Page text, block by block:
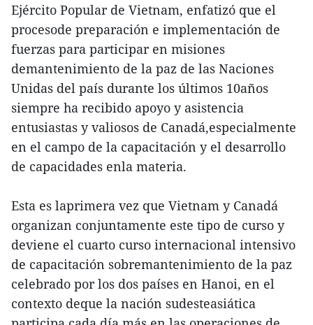
Ejército Popular de Vietnam, enfatizó que el
procesode preparación e implementación de
fuerzas para participar en misiones
demantenimiento de la paz de las Naciones
Unidas del país durante los últimos 10años
siempre ha recibido apoyo y asistencia
entusiastas y valiosos de Canadá,especialmente
en el campo de la capacitación y el desarrollo
de capacidades enla materia.
Esta es laprimera vez que Vietnam y Canadá
organizan conjuntamente este tipo de curso y
deviene el cuarto curso internacional intensivo
de capacitación sobremantenimiento de la paz
celebrado por los dos países en Hanoi, en el
contexto deque la nación sudesteasiática